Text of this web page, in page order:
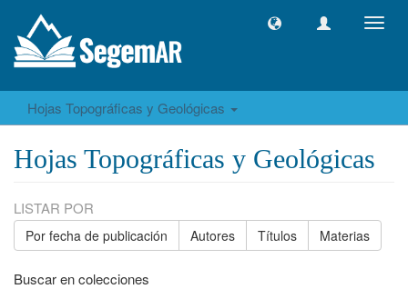
Hojas Topográficas y Geológicas
Hojas Topográficas y Geológicas
LISTAR POR
Por fecha de publicación Autores Títulos Materias
Buscar en colecciones